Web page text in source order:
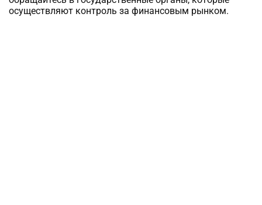
осуществляют контроль за финансовым рынком.